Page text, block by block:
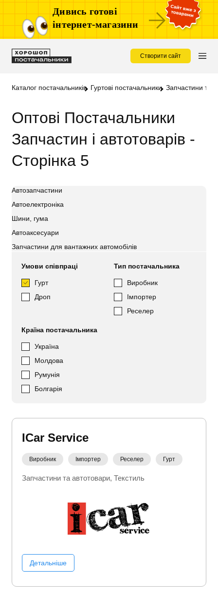
Дивись готові
інтернет-магазини
Створити сайт
Каталог постачальників Гуртові постачальники Запчастини та
Оптові Постачальники
Запчастин і автотоварів -
Сторінка 5
Автозапчастини
Автоелектроніка
Шини, гума
Автоаксесуари
Запчастини для вантажних автомобілів
Умови співпраці
Гурт
Дроп
Тип постачальника
Виробник
Імпортер
Реселер
Країна постачальника
Україна
Молдова
Румунія
Болгарія
ICar Service
Виробник Імпортер Реселер Гурт
Запчастини та автотовари Текстиль
Детальніше